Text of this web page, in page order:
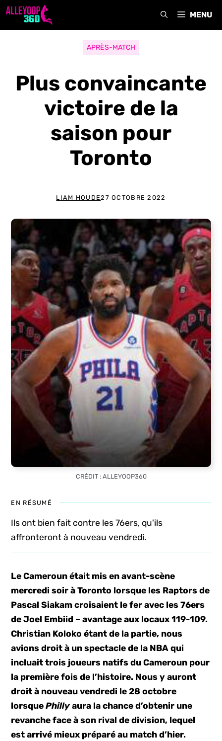
Aller
MENU
APRÈS-MATCH
Plus convaincante
victoire de la
saison pour
Toronto
LIAM HOUDE27 OCTOBRE 2022
CRÉDIT : ALLEYOOP360
EN RÉSUMÉ
Ils ont bien fait contre les 76ers, qu'ils
affronteront à nouveau vendredi.
Le Cameroun était mis en avant-scène
mercredi soir à Toronto lorsque les Raptors de
Pascal Siakam croisaient le fer avec les 76ers
de Joel Embiid – avantage aux locaux 119-109.
Christian Koloko étant de la partie, nous
avions droit à un spectacle de la NBA qui
incluait trois joueurs natifs du Cameroun pour
la première fois de l’histoire. Nous y auront
droit à nouveau vendredi le 28 octobre
lorsquePhillyaura la chance d’obtenir une
revanche face à son rival de division, lequel
est arrivé mieux préparé au match d’hier.